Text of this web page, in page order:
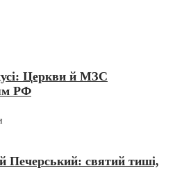
Церкви й МЗС
РФ
Печерський: святий тиші,